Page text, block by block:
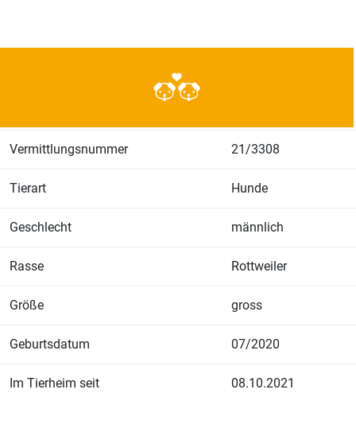
Vermittlungsnummer 21/3308
Tierart Hunde
Geschlecht männlich
Rasse Rottweiler
Größe gross
Geburtsdatum 07/2020
Im Tierheim seit 08.10.2021